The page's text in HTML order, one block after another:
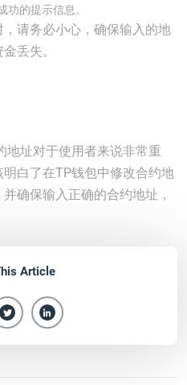
功的提示信息。
请务必小心，确保输入的地
丢失。
地址对于使用者来说非常重
白了在TP钱包中修改合约地
确保输入正确的合约地址，
Article